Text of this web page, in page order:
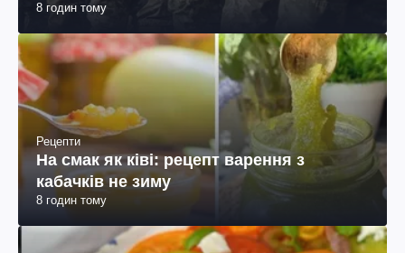
пояснення юриста
8 годин тому
Рецепти
На смак як ківі: рецепт варення з
кабачків не зиму
8 годин тому